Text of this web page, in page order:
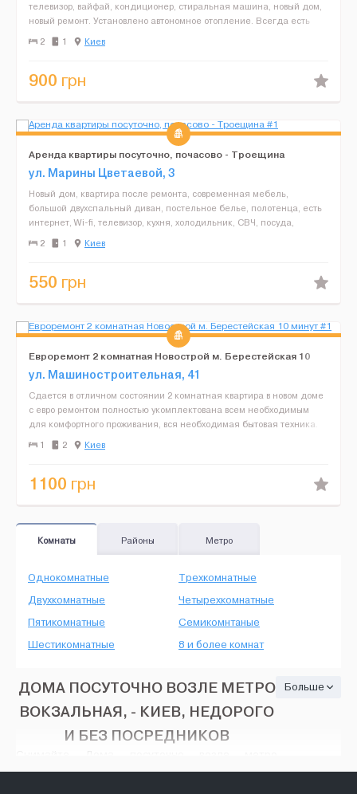
телевизор, вайфай, кондиционер, стиральная машина, новый дом,
новый ремонт. Установлено автономное отопление. Всегда есть
горячая вода. В доме супермаркет. В квартире сде...
2 1 Киев
900 грн
Аренда квартиры посуточно, почасово - Троещина
ул. Марины Цветаевой, 3
Новый дом, квартира после ремонта, современная мебель,
большой двухспальный диван, постельное белье, полотенца, есть
интернет, Wi-fi, телевизор, кухня, холодильник, СВЧ, посуда,
современный кафель, СМА, все необходимое для жизни, ...
2 1 Киев
550 грн
Евроремонт 2 комнатная Новострой м. Берестейская 10
минут
ул. Машиностроительная, 41
Сдается в отличном состоянии 2 комнатная квартира в новом доме
с евро ремонтом полностью укомплектована всем необходимым
для комфортного проживания, вся необходимая бытовая техника.
Бойлер, 2 кондиционера, стиральный автомат, плаз...
1 2 Киев
1100 грн
Комнаты Районы Метро
Однокомнатные
Двухкомнатные
Трехкомнатные
Четырехкомнатные
Пятикомнатные
Шестикомнатные
Семикомнтаные
8 и более комнат
ДОМА ПОСУТОЧНО ВОЗЛЕ МЕТРО
ВОКЗАЛЬНАЯ, - КИЕВ, НЕДОРОГО
И БЕЗ ПОСРЕДНИКОВ
Вокзальная - Киев, на HOUSE24, недорого и без
Больше